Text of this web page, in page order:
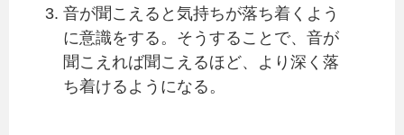
音が聞こえると気持ちが落ち着くよう
に意識をする。そうすることで、音が
聞こえれば聞こえるほど、より深く落
ち着けるようになる。